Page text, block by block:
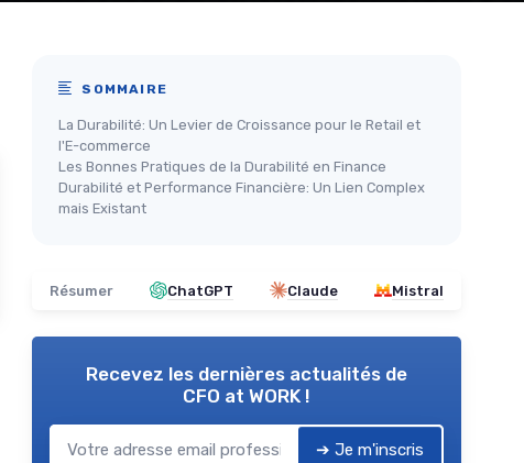
SOMMAIRE
La Durabilité: Un Levier de Croissance pour le Retail et
l'E-commerce
Les Bonnes Pratiques de la Durabilité en Finance
Durabilité et Performance Financière: Un Lien Complex
mais Existant
Résumer ChatGPT Claude Mistral
Recevez les dernières actualités de
CFO at WORK !
➔ Je m'inscris